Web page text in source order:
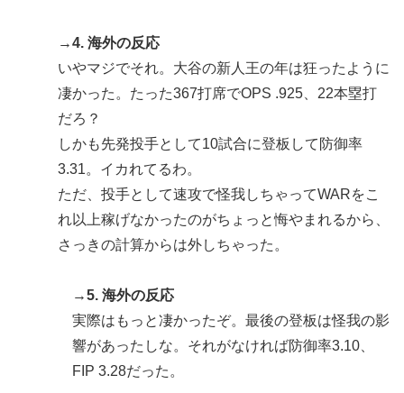
→4. 海外の反応
いやマジでそれ。大谷の新人王の年は狂ったように
凄かった。たった367打席でOPS .925、22本塁打
だろ？
しかも先発投手として10試合に登板して防御率
3.31。イカれてるわ。
ただ、投手として速攻で怪我しちゃってWARをこ
れ以上稼げなかったのがちょっと悔やまれるから、
さっきの計算からは外しちゃった。
→5. 海外の反応
実際はもっと凄かったぞ。最後の登板は怪我の影
響があったしな。それがなければ防御率3.10、
FIP 3.28だった。